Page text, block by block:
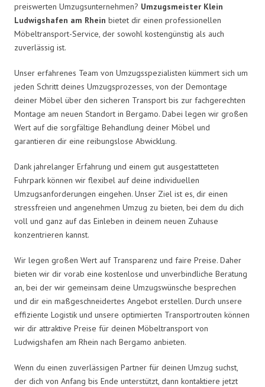
preiswerten Umzugsunternehmen? Umzugsmeister Klein
Ludwigshafen am Rhein bietet dir einen professionellen
Möbeltransport-Service, der sowohl kostengünstig als auch
zuverlässig ist.
Unser erfahrenes Team von Umzugsspezialisten kümmert sich um
jeden Schritt deines Umzugsprozesses, von der Demontage
deiner Möbel über den sicheren Transport bis zur fachgerechten
Montage am neuen Standort in Bergamo. Dabei legen wir großen
Wert auf die sorgfältige Behandlung deiner Möbel und
garantieren dir eine reibungslose Abwicklung.
Dank jahrelanger Erfahrung und einem gut ausgestatteten
Fuhrpark können wir flexibel auf deine individuellen
Umzugsanforderungen eingehen. Unser Ziel ist es, dir einen
stressfreien und angenehmen Umzug zu bieten, bei dem du dich
voll und ganz auf das Einleben in deinem neuen Zuhause
konzentrieren kannst.
Wir legen großen Wert auf Transparenz und faire Preise. Daher
bieten wir dir vorab eine kostenlose und unverbindliche Beratung
an, bei der wir gemeinsam deine Umzugswünsche besprechen
und dir ein maßgeschneidertes Angebot erstellen. Durch unsere
effiziente Logistik und unsere optimierten Transportrouten können
wir dir attraktive Preise für deinen Möbeltransport von
Ludwigshafen am Rhein nach Bergamo anbieten.
Wenn du einen zuverlässigen Partner für deinen Umzug suchst,
der dich von Anfang bis Ende unterstützt, dann kontaktiere jetzt